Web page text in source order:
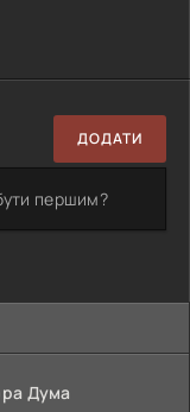
ДОДАТИ
першим?
Дума